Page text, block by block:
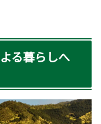
る暮らしへ